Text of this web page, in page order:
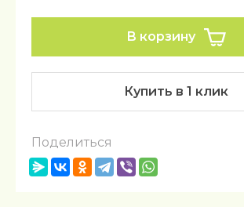
В корзину
Купить в 1 клик
Поделиться